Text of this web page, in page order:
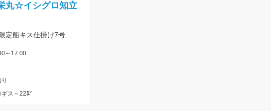
丸☆イシグロ知立
～17:00
ギス～22㌢